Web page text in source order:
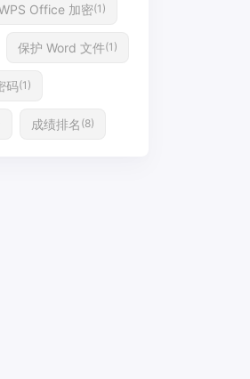
Office 加密(1)
保护 Word 文件(1)
码(1)
成绩排名 (8)